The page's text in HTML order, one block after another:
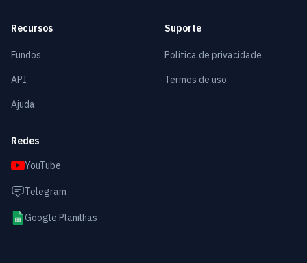
Recursos
Fundos
API
Ajuda
Suporte
Politica de privacidade
Termos de uso
Redes
YouTube
Telegram
Google Planilhas